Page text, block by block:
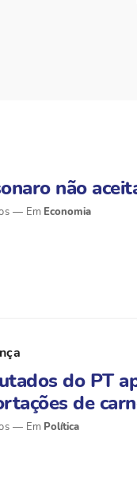
não
Economia
do PT
de
Política